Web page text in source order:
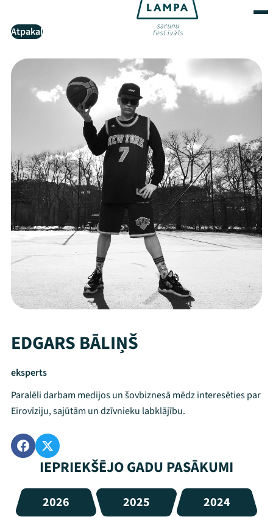
Atpakaļ
EDGARS BĀLIŅŠ
eksperts
Paralēli darbam medijos un šovbiznesā mēdz interesēties par
Eirovīziju, sajūtām un dzīvnieku labklājību.
IEPRIEKŠĒJO GADU PASĀKUMI
2026 2025
2024